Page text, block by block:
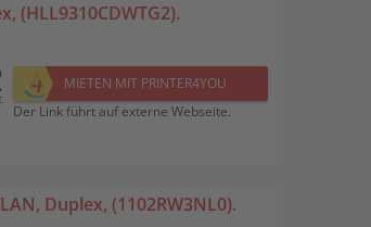
(HLL9310CDWTG2).
MIETEN MIT PRINTER4YOU
Der Link führt auf externe Webseite.
Duplex, (1102RW3NL0).